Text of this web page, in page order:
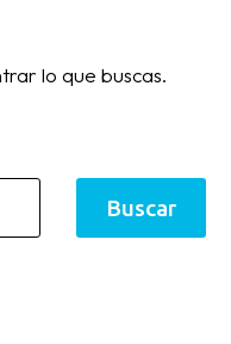
lo que buscas.
Buscar